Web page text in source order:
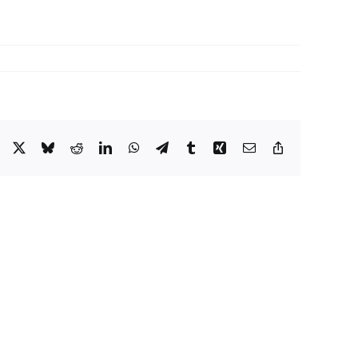
Facebook
X BlueskyRedditLinkedInWhatsApp
TelegramTumblrXing Email